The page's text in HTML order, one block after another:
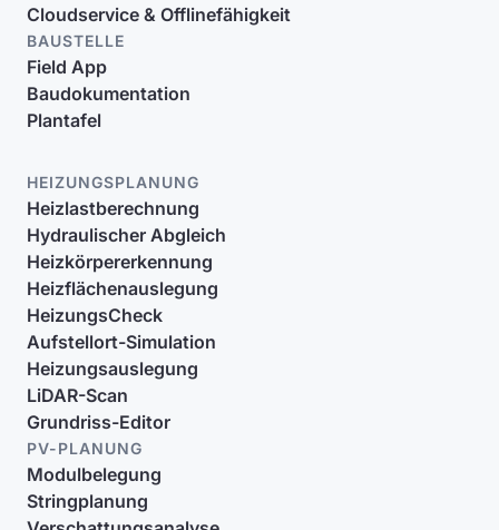
Cloudservice & Offlinefähigkeit
BAUSTELLE
Field App
Baudokumentation
Plantafel
HEIZUNGSPLANUNG
Heizlastberechnung
Hydraulischer Abgleich
Heizkörpererkennung
Heizflächenauslegung
HeizungsCheck
Aufstellort-Simulation
Heizungsauslegung
LiDAR-Scan
Grundriss-Editor
PV-PLANUNG
Modulbelegung
Stringplanung